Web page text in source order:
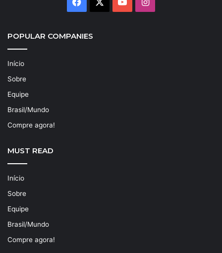
POPULAR COMPANIES
Início
Sobre
Equipe
Brasil/Mundo
Compre agora!
MUST READ
Início
Sobre
Equipe
Brasil/Mundo
Compre agora!